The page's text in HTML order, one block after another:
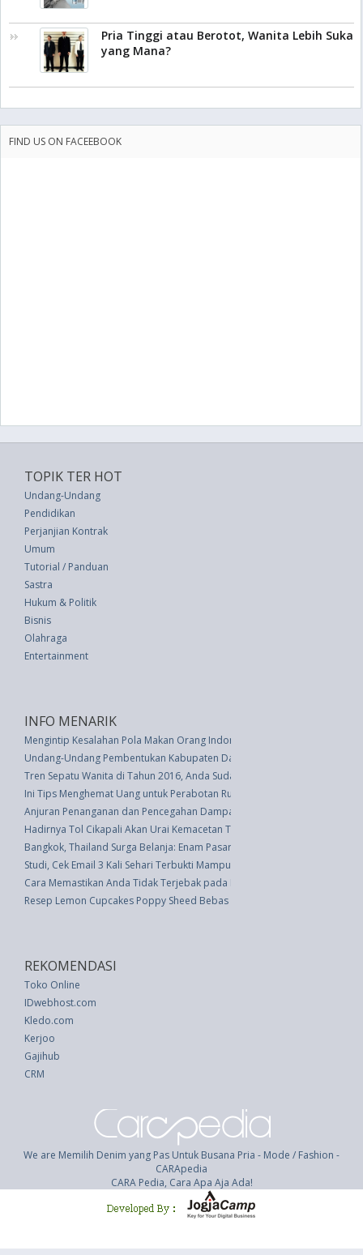
Pria Tinggi atau Berotot, Wanita Lebih Suka
yang Mana?
FIND US ON FACEEBOOK
TOPIK TER HOT
Undang-Undang
Pendidikan
Perjanjian Kontrak
Umum
Tutorial / Panduan
Sastra
Hukum & Politik
Bisnis
Olahraga
Entertainment
INFO MENARIK
Mengintip Kesalahan Pola Makan Orang Indonesia
Undang-Undang Pembentukan Kabupaten Daerah Tingkat Ii Tulang
Tren Sepatu Wanita di Tahun 2016, Anda Sudah Punya?
Ini Tips Menghemat Uang untuk Perabotan Rumah
Anjuran Penanganan dan Pencegahan Dampak Penyakit Akibat Banjir
Hadirnya Tol Cikapali Akan Urai Kemacetan Tol Pantura Jelang Lebaran
Bangkok, Thailand Surga Belanja: Enam Pasar Terbaik
Studi, Cek Email 3 Kali Sehari Terbukti Mampu Kurangi Stres
Cara Memastikan Anda Tidak Terjebak pada Penipuan Cyber di Musim
Resep Lemon Cupcakes Poppy Sheed Bebas Gula
REKOMENDASI
Toko Online
IDwebhost.com
Kledo.com
Kerjoo
Gajihub
CRM
We are Memilih Denim yang Pas Untuk Busana Pria - Mode / Fashion -
CARApedia
CARA Pedia, Cara Apa Aja Ada!